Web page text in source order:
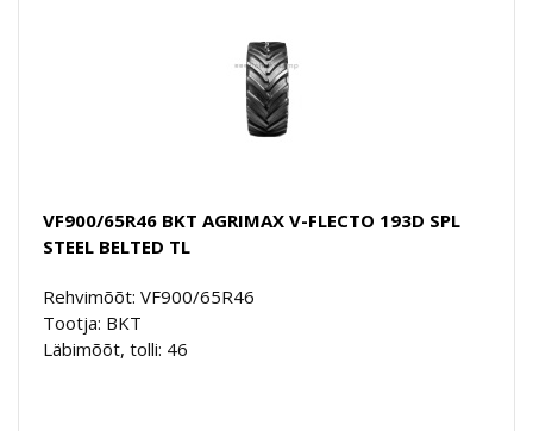
VF900/65R46 BKT AGRIMAX V-FLECTO 193D SPL
STEEL BELTED TL
Rehvimõõt: VF900/65R46
Tootja: BKT
Läbimõõt, tolli: 46